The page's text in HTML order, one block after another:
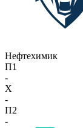
Нефтехимик
П1
-
X
-
П2
-